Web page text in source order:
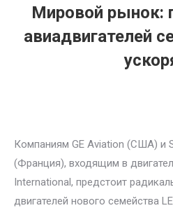
Мировой рынок:
авиадвигателей
Компаниям GE Aviation (США) и
(Франция), входящим в
International, предстоит
двигателей нового семейства